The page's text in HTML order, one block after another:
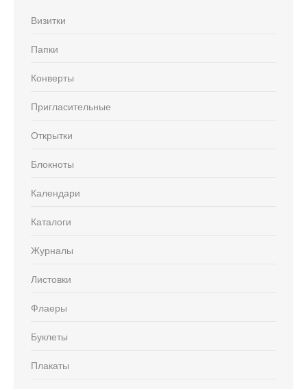
Визитки
Папки
Конверты
Пригласительные
Открытки
Блокноты
Календари
Каталоги
Журналы
Листовки
Флаеры
Буклеты
Плакаты